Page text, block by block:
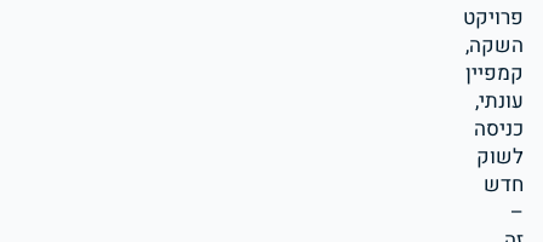
פרויקט
השקה,
קמפיין
עונתי,
כניסה
לשוק
חדש
–